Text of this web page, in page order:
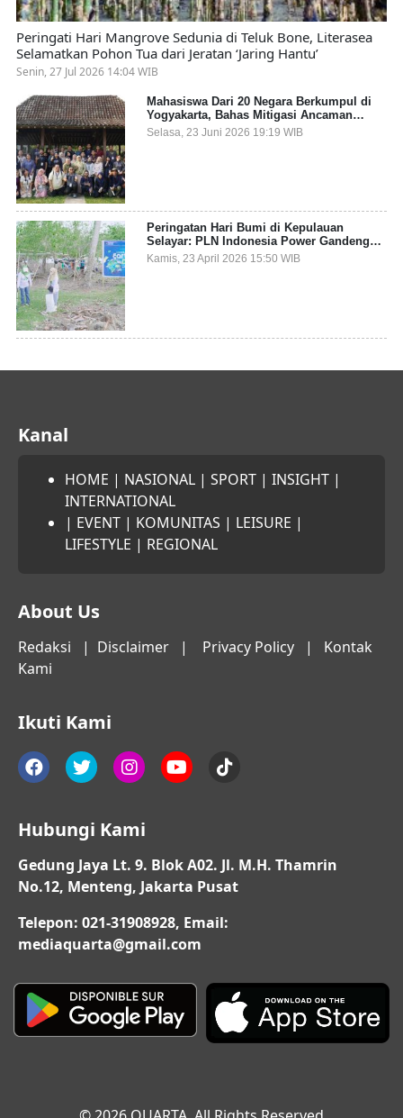
Peringati Hari Mangrove Sedunia di Teluk Bone, Literasea
Selamatkan Pohon Tua dari Jeratan ‘Jaring Hantu’
Senin, 27 Jul 2026 14:04 WIB
Mahasiswa Dari 20 Negara Berkumpul di
Yogyakarta, Bahas Mitigasi Ancaman
Kesehatan Global
Selasa, 23 Juni 2026 19:19 WIB
Peringatan Hari Bumi di Kepulauan
Selayar: PLN Indonesia Power Gandeng
Pemda dan Komunitas, Giatkan Restorasi
Mangrove
Kamis, 23 April 2026 15:50 WIB
Kanal
HOME | NASIONAL | SPORT | INSIGHT |
INTERNATIONAL
| EVENT | KOMUNITAS | LEISURE |
LIFESTYLE | REGIONAL
About Us
Redaksi | Disclaimer | Privacy Policy | Kontak
Kami
Ikuti Kami
Hubungi Kami
Gedung Jaya Lt. 9. Blok A02. Jl. M.H. Thamrin
No.12, Menteng, Jakarta Pusat
Telepon: 021-31908928, Email:
mediaquarta@gmail.com